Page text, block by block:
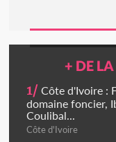
+ DE
1/ Côte d'Ivoire :
domaine foncier,
Coulibal...
Côte d'Ivoire